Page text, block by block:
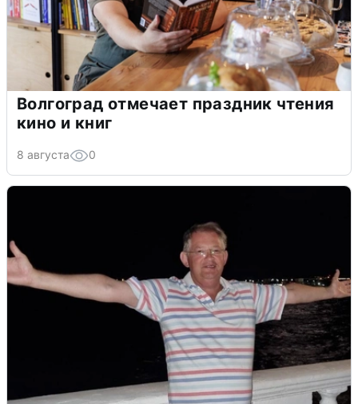
Волгоград отмечает праздник чтения
кино и книг
8 августа 0